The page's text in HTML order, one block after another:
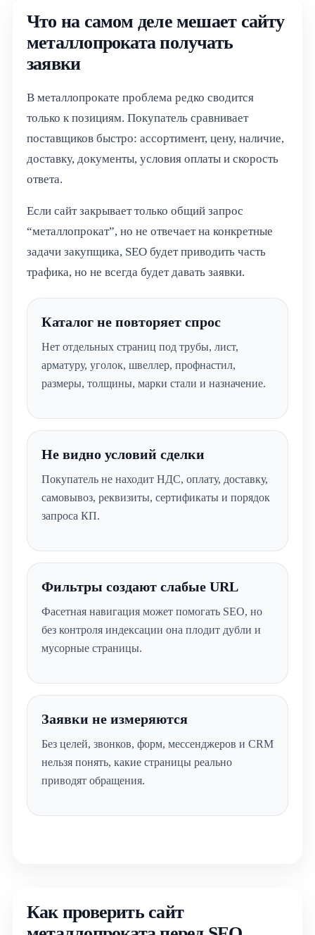
Что на самом деле мешает сайту
металлопроката получать
заявки
В металлопрокате проблема редко сводится
только к позициям. Покупатель сравнивает
поставщиков быстро: ассортимент, цену, наличие,
доставку, документы, условия оплаты и скорость
ответа.
Если сайт закрывает только общий запрос
“металлопрокат”, но не отвечает на конкретные
задачи закупщика, SEO будет приводить часть
трафика, но не всегда будет давать заявки.
Каталог не повторяет спрос
Нет отдельных страниц под трубы, лист,
арматуру, уголок, швеллер, профнастил,
размеры, толщины, марки стали и назначение.
Не видно условий сделки
Покупатель не находит НДС, оплату, доставку,
самовывоз, реквизиты, сертификаты и порядок
запроса КП.
Фильтры создают слабые URL
Фасетная навигация может помогать SEO, но
без контроля индексации она плодит дубли и
мусорные страницы.
Заявки не измеряются
Без целей, звонков, форм, мессенджеров и CRM
нельзя понять, какие страницы реально
приводят обращения.
Как проверить сайт